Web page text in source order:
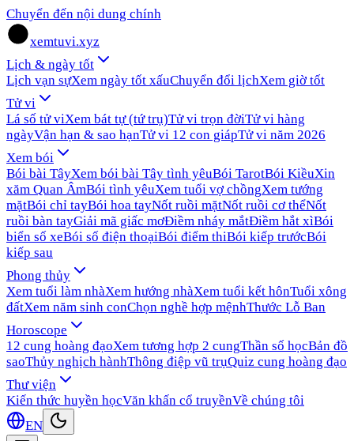
Chuyển đến nội dung chính
xemtuvi.xyz
Lịch & ngày tốt
Lịch vạn sựXem ngày tốt xấuChuyển đổi lịchXem giờ tốt
Tử vi
Lá số tử viXem bát tự (tứ trụ)Tử vi trọn đờiTử vi hàng
ngàyVận hạn & sao hạnTử vi 12 con giápTử vi năm 2026
Xem bói
Bói bài TâyXem bói bài Tây tình yêuBói TarotBói KiềuXin
xăm Quan ÂmBói tình yêuXem tuổi vợ chồngXem tướng
mặtBói chỉ tayBói hoa tayNốt ruồi mặtNốt ruồi cơ thểNốt
ruồi bàn tayGiải mã giấc mơĐiềm nháy mắtĐiềm hắt xìBói
biển số xeBói số điện thoạiBói điểm thiBói kiếp trướcBói
kiếp sau
Phong thủy
Xem tuổi làm nhàXem hướng nhàXem tuổi kết hônTuổi xông
đấtXem năm sinh conChọn nghề hợp mệnhThước Lỗ Ban
Horoscope
12 cung hoàng đạoXem tương hợp 2 cungThần số họcBản đồ
saoThủy nghịch hànhThông điệp vũ trụQuiz cung hoàng đạo
Thư viện
Kiến thức huyền họcVăn khấn cổ truyềnVề chúng tôi
EN